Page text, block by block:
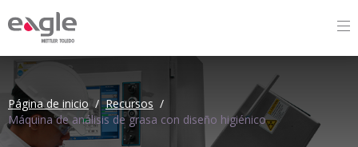
Página de inicio / Recursos /
Máquina de análisis de grasa con diseño higiénico